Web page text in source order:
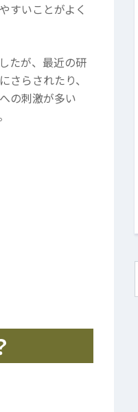
すいことがよく
たが、最近の研
さらされたり、
の刺激が多い